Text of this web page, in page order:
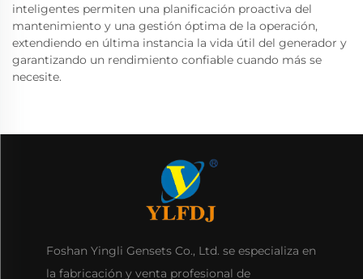
inteligentes permiten una planificación proactiva del
mantenimiento y una gestión óptima de la operación,
extendiendo en última instancia la vida útil del generador y
garantizando un rendimiento confiable cuando más se
necesite.
Foshan Yingli Gensets Co., Ltd. se especializa en
la fabricación y venta profesional de